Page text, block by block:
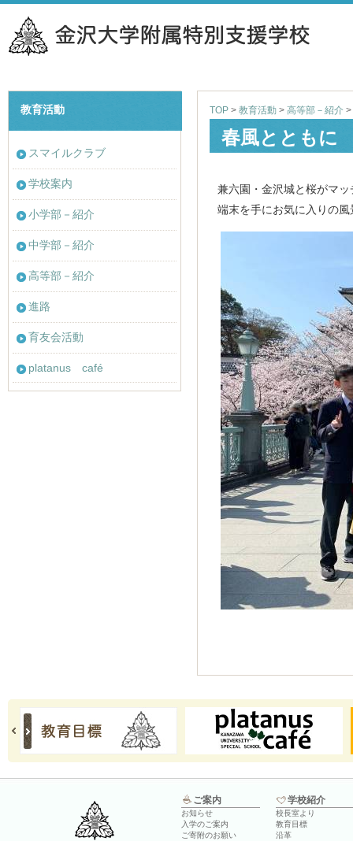
TOP > 教育活動 > 高等部－紹介 >
春風とともに
兼六園・金沢城と桜がマ
端末を手にお気に入りの
教育活動
スマイルクラブ
学校案内
小学部－紹介
中学部－紹介
高等部－紹介
進路
育友会活動
platanus café
ご案内
お知らせ
入学のご案内
ご寄附のお願い
学校紹介
校長室より
教育目標
沿革